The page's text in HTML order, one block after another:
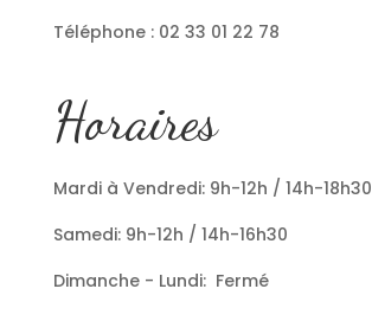
Téléphone : 02 33 01 22 78
Horaires
Mardi à Vendredi: 9h-12h / 14h-18h30
Samedi: 9h-12h / 14h-16h30
Dimanche - Lundi: Fermé